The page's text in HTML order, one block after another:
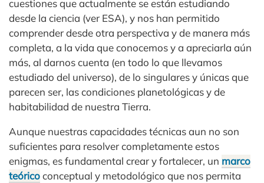
cuestiones que actualmente se están estudiando
desde la ciencia (ver ESA), y nos han permitido
comprender desde otra perspectiva y de manera más
completa, a la vida que conocemos y a apreciarla aún
más, al darnos cuenta (en todo lo que llevamos
estudiado del universo), de lo singulares y únicas que
parecen ser, las condiciones planetológicas y de
habitabilidad de nuestra Tierra.
Aunque nuestras capacidades técnicas aun no son
suficientes para resolver completamente estos
enigmas, es fundamental crear y fortalecer, un marco
teóricoconceptual y metodológico que nos permita